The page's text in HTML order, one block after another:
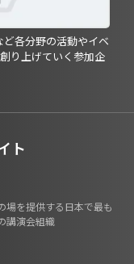
各分野の活動やイベ
り上げていく参加企
ト
場を提供する日本で最も
講演会組織